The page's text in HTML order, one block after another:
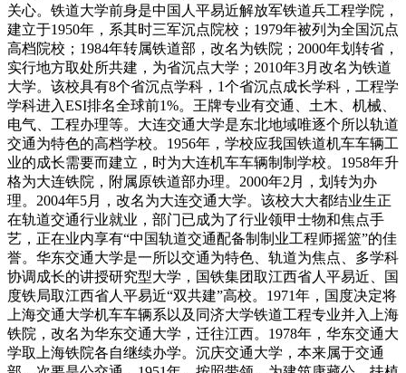
关心。铁道大学前身是中国人平易近解放军铁道兵工程学院，
建立于1950年，系其时三军沉点院校；1979年被列为全国沉点
高档院校；1984年转属铁道部，改名为铁院；2000年划转省，
实行地方取处所共建，为省沉点大学；2010年3月改名为铁道
大学。该校具有8个省沉点学科，1个省沉点成长学科，工程学
学科进入ESI排名全球前1%。王牌专业有交通、土木、机械、
电气、工程办理等。大连交通大学是东北地域唯逐个所以轨道
交通为特色的高档学校。1956年，学校应我国铁道机车车辆工
业的成长需要而建立，时为大连机车车辆制制学校。1958年升
格为大连铁院，附属原铁道部办理。2000年2月，划转为办
理。2004年5月，改名为大连交通大学。该校大大都结业生正
在轨道交通行业就业，部门已成为了行业领甲士物和焦点手
艺，正在业内享有“中国轨道交通配备制制业工程师摇篮”的佳
誉。华东交通大学是一所以交通为特色、轨道为焦点、多学科
协调成长的讲授研究型大学，国铁集团取江西省人平易近、国
度铁局取江西省人平易近“双共建”高校。1971年，国度决定将
上海交通大学机车车辆系以及同济大学铁道工程专业并入上海
铁院，改名为华东交通大学，迁往江西。1978年，华东交通大
学取上海铁院各自继续办学。沉庆交通大学，本来属于交通